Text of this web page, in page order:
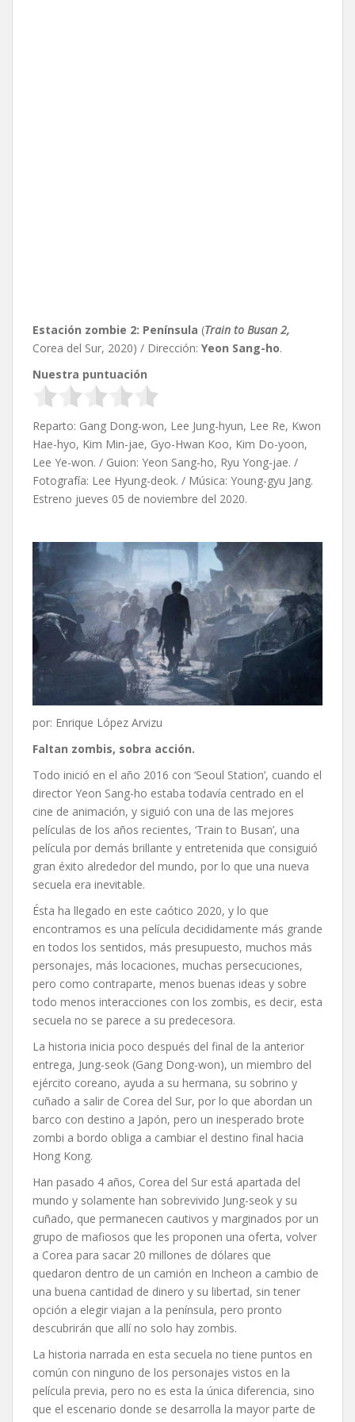
Estación zombie 2: Península (Train to Busan 2,
Corea del Sur, 2020) / Dirección: Yeon Sang-ho.
Nuestra puntuación
Reparto: Gang Dong-won, Lee Jung-hyun, Lee Re, Kwon
Hae-hyo, Kim Min-jae, Gyo-Hwan Koo, Kim Do-yoon,
Lee Ye-won. / Guion: Yeon Sang-ho, Ryu Yong-jae. /
Fotografía: Lee Hyung-deok. / Música: Young-gyu Jang.
Estreno jueves 05 de noviembre del 2020.
por: Enrique López Arvizu
Faltan zombis, sobra acción.
Todo inició en el año 2016 con ‘Seoul Station’, cuando el
director Yeon Sang-ho estaba todavía centrado en el
cine de animación, y siguió con una de las mejores
películas de los años recientes, ‘Train to Busan’, una
película por demás brillante y entretenida que consiguió
gran éxito alrededor del mundo, por lo que una nueva
secuela era inevitable.
Ésta ha llegado en este caótico 2020, y lo que
encontramos es una película decididamente más grande
en todos los sentidos, más presupuesto, muchos más
personajes, más locaciones, muchas persecuciones,
pero como contraparte, menos buenas ideas y sobre
todo menos interacciones con los zombis, es decir, esta
secuela no se parece a su predecesora.
La historia inicia poco después del final de la anterior
entrega, Jung-seok (Gang Dong-won), un miembro del
ejército coreano, ayuda a su hermana, su sobrino y
cuñado a salir de Corea del Sur, por lo que abordan un
barco con destino a Japón, pero un inesperado brote
zombi a bordo obliga a cambiar el destino final hacia
Hong Kong.
Han pasado 4 años, Corea del Sur está apartada del
mundo y solamente han sobrevivido Jung-seok y su
cuñado, que permanecen cautivos y marginados por un
grupo de mafiosos que les proponen una oferta, volver
a Corea para sacar 20 millones de dólares que
quedaron dentro de un camión en Incheon a cambio de
una buena cantidad de dinero y su libertad, sin tener
opción a elegir viajan a la península, pero pronto
descubrirán que allí no solo hay zombis.
La historia narrada en esta secuela no tiene puntos en
común con ninguno de los personajes vistos en la
película previa, pero no es esta la única diferencia, sino
que el escenario donde se desarrolla la mayor parte de